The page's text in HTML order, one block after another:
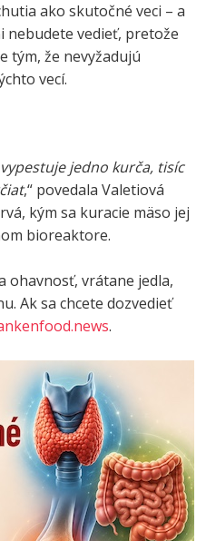
ako skutočné veci – a
nebudete vedieť, pretože
tým, že nevyžadujú
vecí.
jedno kurča, tisíc
,“ povedala Valetiová
kým sa kuracie mäso jej
bioreaktore.
ohavnosť, vrátane jedla,
Ak sa chcete dozvedieť
.